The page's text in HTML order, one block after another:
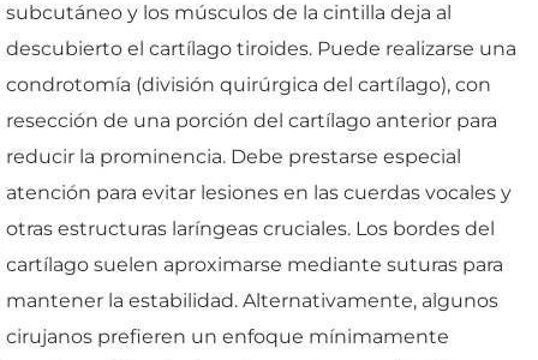
subcutáneo y los músculos de la cintilla deja al
descubierto el cartílago tiroides. Puede realizarse una
condrotomía (división quirúrgica del cartílago), con
resección de una porción del cartílago anterior para
reducir la prominencia. Debe prestarse especial
atención para evitar lesiones en las cuerdas vocales y
otras estructuras laríngeas cruciales. Los bordes del
cartílago suelen aproximarse mediante suturas para
mantener la estabilidad. Alternativamente, algunos
cirujanos prefieren un enfoque mínimamente